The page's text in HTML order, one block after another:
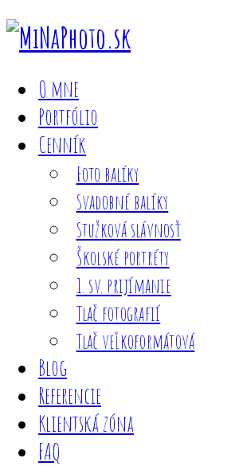
O mne
Portfólio
Cenník
Foto balíky
Svadobné balíky
Stužková slávnosť
Školské portréty
1. sv. prijímanie
Tlač fotografií
Tlač veľkoformátová
Blog
Referencie
Klientská zóna
FAQ